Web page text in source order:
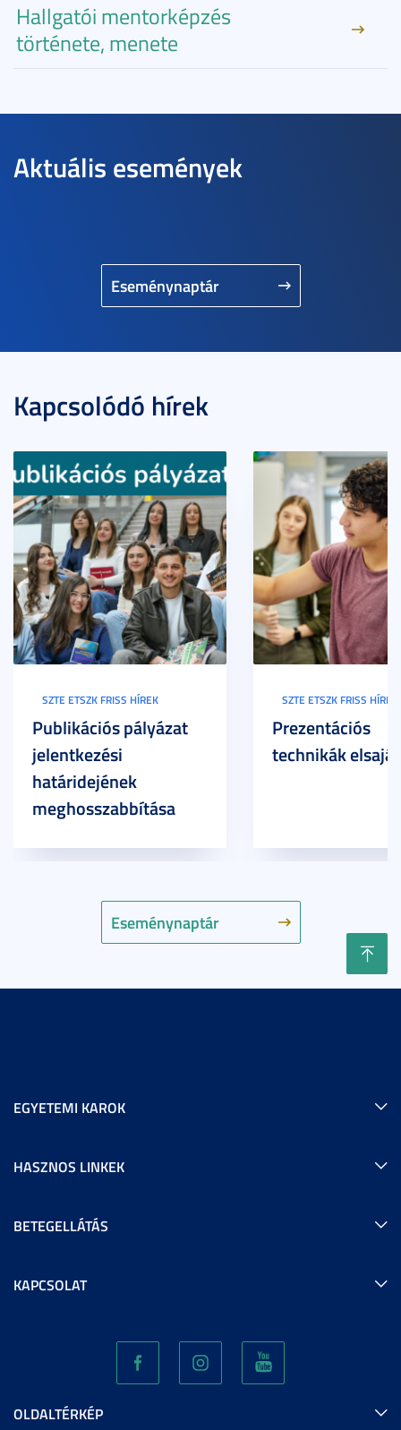
Hallgatói mentorképzés
története, menete
Aktuális események
Eseménynaptár
Kapcsolódó hírek
Eseménynaptár
SZTE ETSZK FRISS HÍREK
Publikációs pályázat
jelentkezési
határidejének
meghosszabbítása
SZTE ETSZK FRISS HÍREK
Prezentációs
technikák
EGYETEMI KAROK
HASZNOS LINKEK
BETEGELLÁTÁS
KAPCSOLAT
OLDALTÉRKÉP